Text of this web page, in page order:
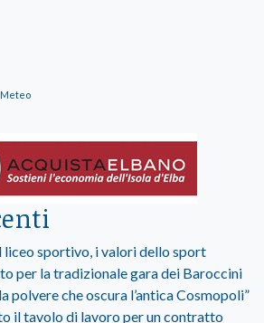
liceo sportivo, i valori dello sport
per la tradizionale gara dei Baroccini
polvere che oscura l’antica Cosmopoli”
il tavolo di lavoro per un contratto